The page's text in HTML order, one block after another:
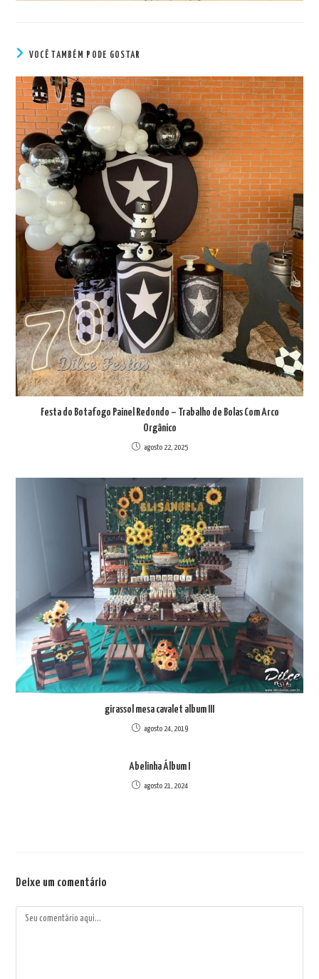
VOCÊ TAMBÉM PODE GOSTAR
Festa do Botafogo Painel Redondo – Trabalho de Bolas Com Arco
Orgânico
agosto 22, 2025
girassol mesa cavalet album III
agosto 24, 2019
Abelinha Álbum I
agosto 21, 2024
Deixe um comentário
Comentário